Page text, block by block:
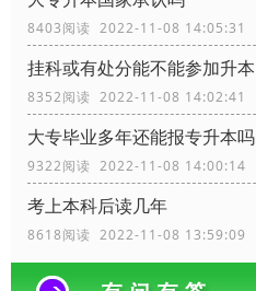
8403阅读 2022-11-08 14:05:31
挂科或有处分能不能参加升本
8352阅读 2022-11-08 14:02:41
大专毕业多年还能报专升本吗
9322阅读 2022-11-08 14:00:14
考上本科后读几年
8618阅读 2022-11-08 13:59:09